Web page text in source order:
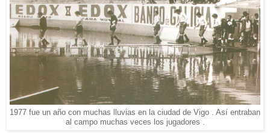
1977 fue un año con muchas lluvias en la ciudad de Vigo . Así entraban
al campo muchas veces los jugadores .